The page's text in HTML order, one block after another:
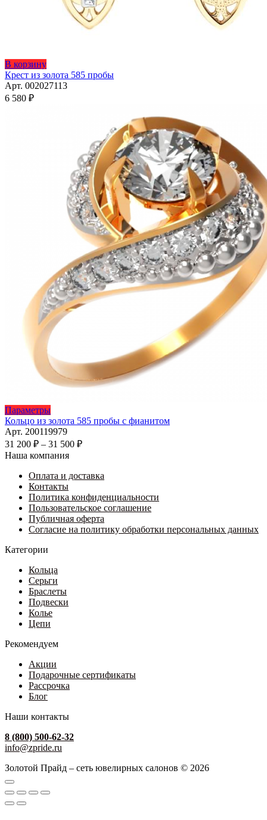
В корзину
Крест из золота 585 пробы
Арт. 002027113
6 580 ₽
ПараметрыЭтот
товар
имеет
несколько
вариаций.
можно
выбрать
на
странице
товара.
Кольцо из золота 585 пробы с фианитом
Арт. 200119979
31 200 ₽ – 31 500 ₽Диапазон
200 ₽
31
500 ₽
Наша компания
Оплата и доставка
Контакты
Политика конфиденциальности
Пользовательское соглашение
Публичная оферта
Согласие на политику обработки персональных данных
Категории
Кольца
Серьги
Браслеты
Подвески
Колье
Цепи
Рекомендуем
Акции
Подарочные сертификаты
Рассрочка
Блог
Наши контакты
8 (800) 500-62-32
info@zpride.ru
Золотой Прайд – сеть ювелирных салонов © 2026